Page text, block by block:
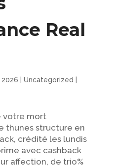
Real
2026 Uncategorized
votre mort
thunes structure en
crédité les lundis
avec cashback
affection, de trio%